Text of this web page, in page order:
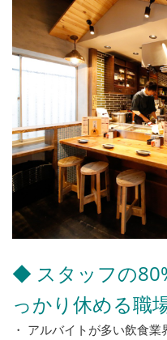
◆ スタッフの
っかり休める職
・ アルバイトが多い飲食